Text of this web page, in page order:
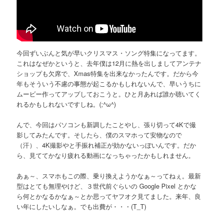
今回ずいぶんと気が早いクリスマス・ソング特集になってます。
これはなぜかというと、去年僕は12月に熱を出しましてアンテナ
ショップも欠席で、Xmas特集を出来なかったんです。だから今
年もそういう不慮の事態が起こるかもしれないんで、早いうちに
ムービー作ってアップしておこうと。ひと月あれば誰か聴いてく
れるかもしれないですしね。(;^ω^)
んで、今回はパソコンも新調したことやし、張り切って4Kで撮
影してみたんです。そしたら、僕のスマホって安物なので
（汗）、4K撮影やと手振れ補正が効かないっぽいんです。だか
ら、見ててかなり疲れる動画になっちゃったかもしれません。
あぁ～、スマホもこの際、乗り換えようかなぁ～ってねぇ。最新
型はとても無理やけど、３世代前ぐらいの Google Pixel とかな
ら何とかなるかなぁ～とか思ってヤフオク見てました。来年、良
い年にしたいしなぁ。でも出費が・・・(T_T)